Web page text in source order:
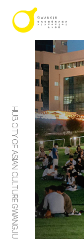
HUB CITY OF ASIAN CULTURE GWANGJU